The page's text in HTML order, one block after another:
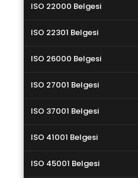
ISO 22000 Belgesi
ISO 22301 Belgesi
ISO 26000 Belgesi
ISO 27001 Belgesi
ISO 37001 Belgesi
ISO 41001 Belgesi
ISO 45001 Belgesi